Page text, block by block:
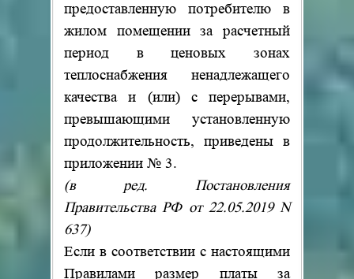
предоставленную потребителю в
жилом помещении за расчетный
период в ценовых зонах
теплоснабжения ненадлежащего
качества и (или) с перерывами,
превышающими установленную
продолжительность, приведены в
приложении № 3.
(в ред. Постановления
Правительства РФ от 22.05.2019 N
637)
Если в соответствии с настоящими
Правилами размер платы за